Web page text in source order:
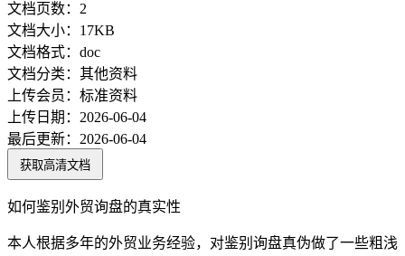
文档页数： 2
文档大小： 17KB
文档格式： doc
文档分类： 其他资料
上传会员： 标准资料
上传日期： 2026-06-04
最后更新： 2026-06-04
获取高清文档
如何鉴别外贸询盘的真实性
本人根据多年的外贸业务经验，对鉴别询盘真伪做了一些粗浅